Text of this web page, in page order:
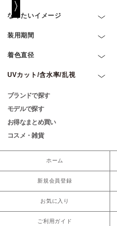
なりたいイメージ
装用期間
着色直径
UVカット/含水率/乱視
ブランドで探す
モデルで探す
お得なまとめ買い
コスメ・雑貨
ホーム
新規会員登録
お気に入り
ご利用ガイド